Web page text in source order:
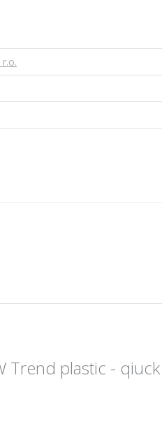
r.o.
Trend plastic -